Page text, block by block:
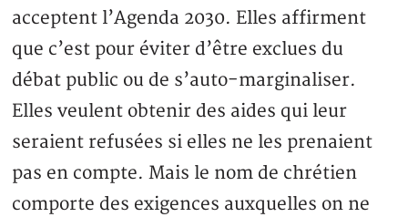
acceptent l’Agenda 2030. Elles affirment
que c’est pour éviter d’être exclues du
débat public ou de s’auto-marginaliser.
Elles veulent obtenir des aides qui leur
seraient refusées si elles ne les prenaient
pas en compte. Mais le nom de chrétien
comporte des exigences auxquelles on ne